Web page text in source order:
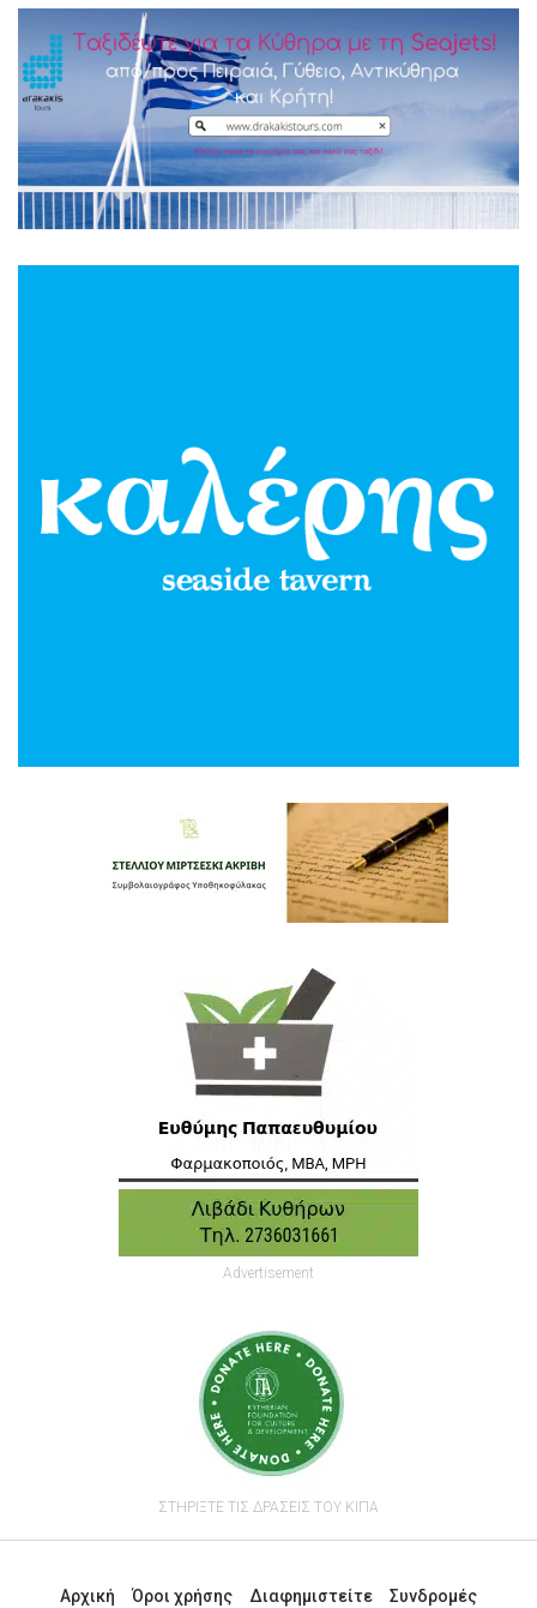
Advertisement
ΣΤΗΡΙΞΤΕ ΤΙΣ ΔΡΑΣΕΙΣ ΤΟΥ ΚΙΠΑ
Αρχική Όροι χρήσης Διαφημιστείτε Συνδρομές